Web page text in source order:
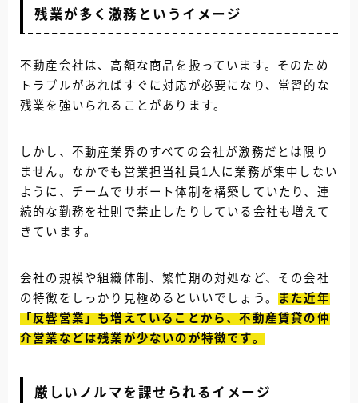
残業が多く激務というイメージ
不動産会社は、高額な商品を扱っています。そのため
トラブルがあればすぐに対応が必要になり、常習的な
残業を強いられることがあります。
しかし、不動産業界のすべての会社が激務だとは限り
ません。なかでも営業担当社員1人に業務が集中しない
ように、チームでサポート体制を構築していたり、連
続的な勤務を社則で禁止したりしている会社も増えて
きています。
会社の規模や組織体制、繁忙期の対処など、その会社
の特徴をしっかり見極めるといいでしょう。
また近年
「反響営業」も増えていることから、不動産賃貸の仲
介営業などは残業が少ないのが特徴です。
厳しいノルマを課せられるイメージ